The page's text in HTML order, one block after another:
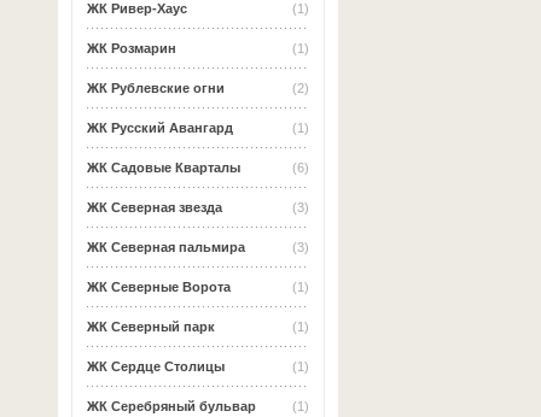
(1)
ЖК Ривер-Хаус
(1)
ЖК Розмарин
(2)
ЖК Рублевские огни
(1)
ЖК Русский Авангард
(6)
ЖК Садовые Кварталы
(3)
ЖК Северная звезда
(3)
ЖК Северная пальмира
(1)
ЖК Северные Ворота
(1)
ЖК Северный парк
(1)
ЖК Сердце Столицы
(1)
ЖК Серебряный бульвар